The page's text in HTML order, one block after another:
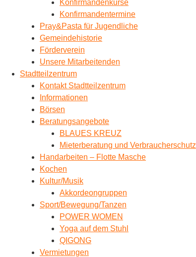
Konfirmandenkurse
Konfirmandentermine
Pray&Pasta für Jugendliche
Gemeindehistorie
Förderverein
Unsere Mitarbeitenden
Stadtteilzentrum
Kontakt Stadtteilzentrum
Informationen
Börsen
Beratungsangebote
BLAUES KREUZ
Mieterberatung und Verbraucherschutz
Handarbeiten – Flotte Masche
Kochen
Kultur/Musik
Akkordeongruppen
Sport/Bewegung/Tanzen
POWER WOMEN
Yoga auf dem Stuhl
QIGONG
Vermietungen